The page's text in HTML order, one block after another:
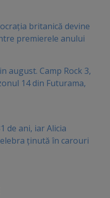
britanică devine
premierele anului
august. Camp Rock 3,
14 din Futurama,
de ani, iar Alicia
ținută în carouri